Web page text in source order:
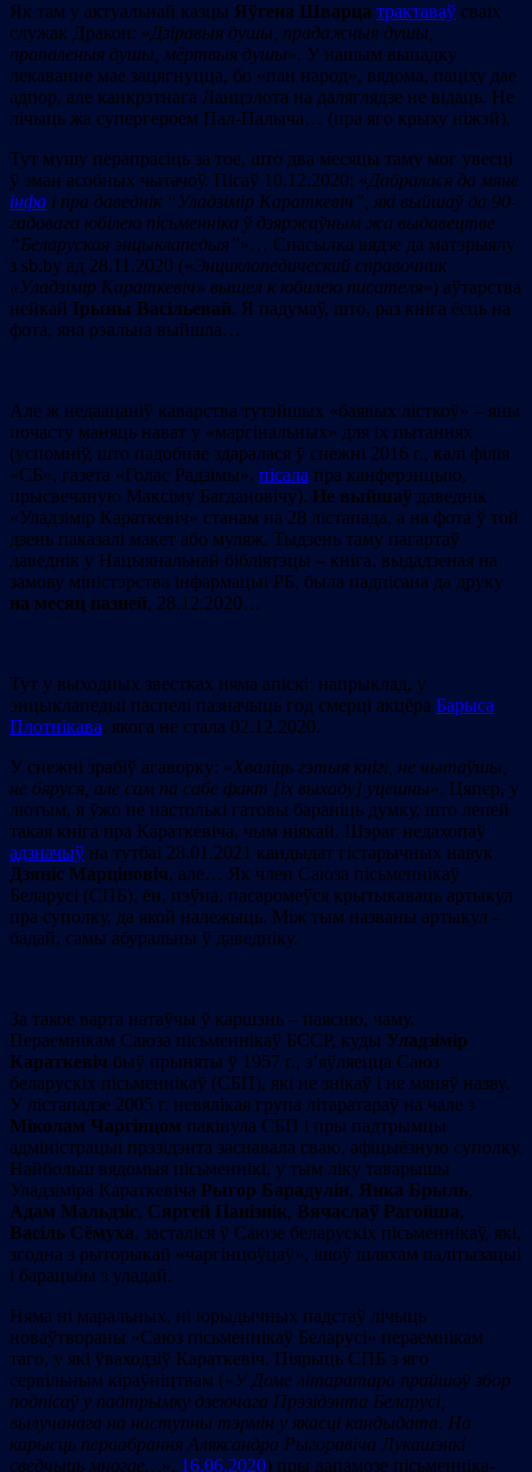
Як там у актуальнай казцы Яўгена Шварца трактаваў сваіх
служак Дракон: «Дзіравыя душы, прадажныя душы,
прапаленыя душы, мёртвыя душы». У нашым выпадку
лекаванне мае зацягнуцца, бо «пан народ», вядома, паціху дае
адпор, але канкрэтнага Ланцэлота на даляглядзе не відаць. Не
лічыць жа супергероем Пал-Палыча… (пра яго крыху ніжэй).
Тут мушу перапрасіць за тое, што два месяцы таму мог увесці
ў зман асобных чытачоў. Пісаў 10.12.2020: «Дабралася да мяне
інфа і пра даведнік “Уладзімір Караткевіч ” , які выйшаў да 90-
гадовага юбілею пісьменніка ў дзяржаўным жа выдавецтве
“Беларуская энцыклапедыя”»… Cпасылка вядзе да матэрыялу
з sb.by ад 28.11.2020 («Энциклопедический справочник
«Уладзімір Караткевіч» вышел к юбилею писателя») аўтарства
нейкай Ірыны Васільевай. Я падумаў, што, раз кніга ёсць на
фота, яна рэальна выйшла…
Але ж недаацаніў каварства тутэйшых «баявых лісткоў» – яны
почасту маняць нават у «маргінальных» для іх пытаннях
(успомніў, што падобнае здаралася ў снежні 2016 г., калі філія
«СБ», газета «Голас Радзімы», пісала пра канферэнцыю,
прысвечаную Максіму Багдановічу). Не выйшаў даведнік
«Уладзімір Караткевіч» станам на 28 лістапада, а на фота ў той
дзень паказалі макет або муляж. Тыдзень таму пагартаў
даведнік у Нацыянальнай бібліятэцы – кніга, выдадзеная на
замову міністэрства інфармацыі РБ, была падпісана да друку
на месяц пазней, 28.12.2020…
Тут у выходных звестках няма апіскі: напрыклад, у
энцыклапедыі паспелі пазначыць год смерці акцёра Барыса
Плотнікава, якога не стала 02.12.2020.
У снежні зрабіў агаворку: «Хваліць гэтыя кнігі, не чытаўшы,
не бяруся, але сам па сабе факт [іх выхаду] уцешны». Цяпер, у
лютым, я ўжо не настолькі гатовы бараніць думку, што лепей
такая кніга пра Караткевіча, чым ніякай. Шэраг недахопаў
адзначыў на тутбаі 28.01.2021 кандыдат гістарычных навук
Дзяніс Марціновіч, але… Як член Саюза пісьменнікаў
Беларусі (СПБ), ён, пэўна, пасаромеўся крытыкаваць артыкул
пра суполку, да якой належыць. Між тым названы артыкул –
бадай, самы абуральны ў даведніку.
За такое варта натаўчы ў каршэнь – паясню, чаму.
Пераемнікам Саюза пісьменнікаў БССР, куды Уладзімір
Караткевіч быў прыняты ў 1957 г., з’яўляецца Саюз
беларускіх пісьменнікаў (СБП), які не знікаў і не мяняў назву.
У лістападзе 2005 г. невялікая група літаратараў на чале з
Міколам Чаргінцом пакінула СБП і пры падтрымцы
адміністрацыі прэзідэнта заснавала сваю, афіцыёзную суполку.
Найбольш вядомыя пісьменнікі, у тым ліку таварышы
Уладзіміра Караткевіча Рыгор Барадулін, Янка Брыль,
Адам Мальдзіс, Сяргей Панізнік, Вячаслаў Рагойша,
Васіль Сёмуха, засталіся ў Саюзе беларускіх пісьменнікаў, які,
згодна з рыторыкай «чаргінцоўцаў», ішоў шляхам палітызацыі
і барацьбы з уладай.
Няма ні маральных, ні юрыдычных падстаў лічыць
новаўтвораны «Саюз пісьменнікаў Беларусі» пераемнікам
таго, у які ўваходзіў Караткевіч. Піярыць СПБ з яго
сервільным кіраўніцтвам («У Доме літаратара прайшоў збор
подпісаў у падтрымку дзеючага Прэзідэнта Беларусі,
вылучанага на наступны тэрмін у якасці кандыдата. На
карысць пераабрання Аляксандра Рыгоравіча Лукашэнкі
сведчыць многае…», 16.06.2020) пры дапамозе пісьменніка-